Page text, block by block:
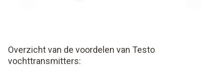
Overzicht van de voordelen van Testo
vochttransmitters: